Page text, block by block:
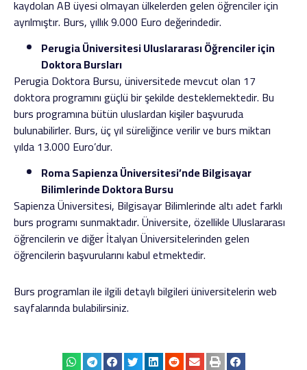
kaydolan AB üyesi olmayan ülkelerden gelen öğrenciler için
ayrılmıştır. Burs, yıllık 9.000 Euro değerindedir.
Perugia Üniversitesi Uluslararası Öğrenciler için
Doktora Bursları
Perugia Doktora Bursu, üniversitede mevcut olan 17
doktora programını güçlü bir şekilde desteklemektedir. Bu
burs programına bütün uluslardan kişiler başvuruda
bulunabilirler. Burs, üç yıl süreliğince verilir ve burs miktarı
yılda 13.000 Euro’dur.
Roma Sapienza Üniversitesi’nde Bilgisayar
Bilimlerinde Doktora Bursu
Sapienza Üniversitesi, Bilgisayar Bilimlerinde altı adet farklı
burs programı sunmaktadır. Üniversite, özellikle Uluslararası
öğrencilerin ve diğer İtalyan Üniversitelerinden gelen
öğrencilerin başvurularını kabul etmektedir.
Burs programları ile ilgili detaylı bilgileri üniversitelerin web
sayfalarında bulabilirsiniz.